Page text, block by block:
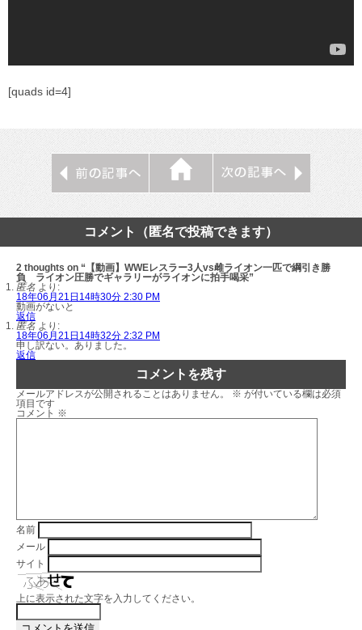
[quads id=4]
コメント（匿名で投稿できます）
2 thoughts on “【動画】WWEレスラー3人vs雌ライオン一匹で綱引き勝
負 ライオン圧勝でギャラリーがライオンに拍手喝采”
匿名 より:
18年06月21日14時30分 2:30 PM
動画がないと
返信
匿名 より:
18年06月21日14時32分 2:32 PM
申し訳ない。ありました。
返信
コメントを残す
メールアドレスが公開されることはありません。 ※ が付いている欄は必須
項目です
コメント ※
名前
メール
サイト
上に表示された文字を入力してください。